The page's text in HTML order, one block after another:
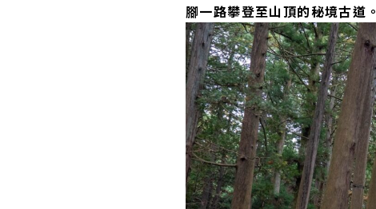
腳一路攀登至山頂的秘境古道。